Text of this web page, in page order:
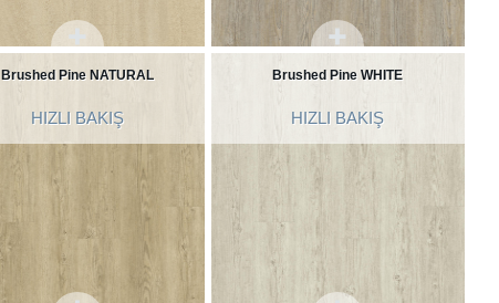
Brushed Pine NATURAL
HIZLI BAKIŞ
Brushed Pine WHITE
HIZLI BAKIŞ